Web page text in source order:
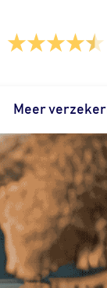
Meer